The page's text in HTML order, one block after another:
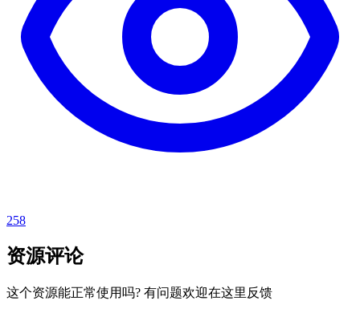
258
资源评论
这个资源能正常使用吗? 有问题欢迎在这里反馈